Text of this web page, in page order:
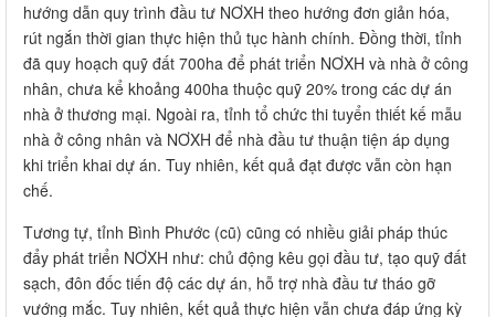
hướng dẫn quy trình đầu tư NƠXH theo hướng đơn giản hóa,
rút ngắn thời gian thực hiện thủ tục hành chính. Đồng thời, tỉnh
đã quy hoạch quỹ đất 700ha để phát triển NƠXH và nhà ở công
nhân, chưa kể khoảng 400ha thuộc quỹ 20% trong các dự án
nhà ở thương mại. Ngoài ra, tỉnh tổ chức thi tuyển thiết kế mẫu
nhà ở công nhân và NƠXH để nhà đầu tư thuận tiện áp dụng
khi triển khai dự án. Tuy nhiên, kết quả đạt được vẫn còn hạn
chế.
Tương tự, tỉnh Bình Phước (cũ) cũng có nhiều giải pháp thúc
đẩy phát triển NƠXH như: chủ động kêu gọi đầu tư, tạo quỹ đất
sạch, đôn đốc tiến độ các dự án, hỗ trợ nhà đầu tư tháo gỡ
vướng mắc. Tuy nhiên, kết quả thực hiện vẫn chưa đáp ứng kỳ